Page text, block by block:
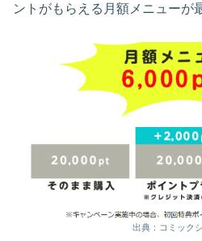
ントがもらえる月額メニューが
出典：コミック